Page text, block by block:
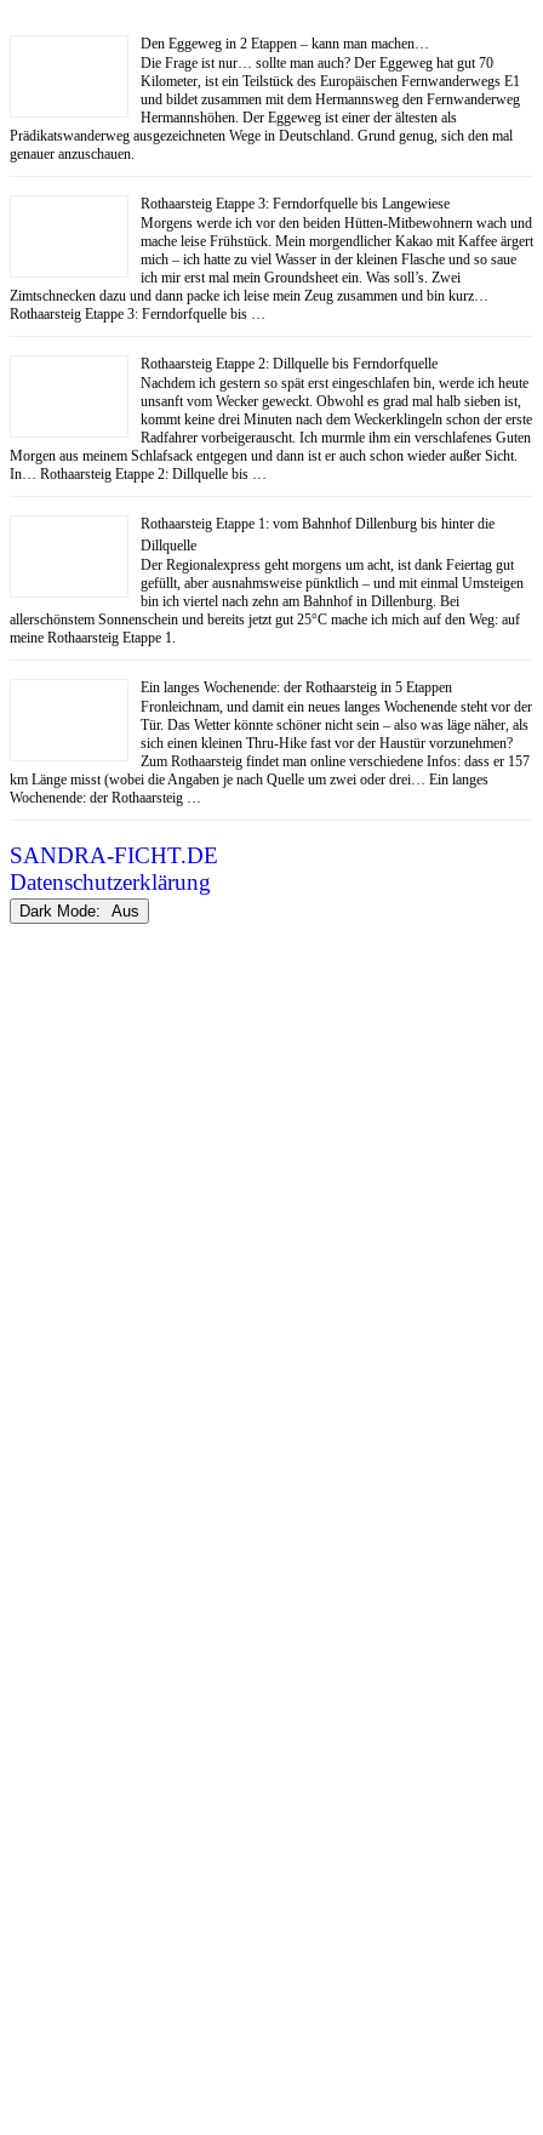
Den Eggeweg in 2 Etappen – kann man machen…
Die Frage ist nur… sollte man auch? Der Eggeweg hat gut 70
Kilometer, ist ein Teilstück des Europäischen Fernwanderwegs E1
und bildet zusammen mit dem Hermannsweg den Fernwanderweg
Hermannshöhen. Der Eggeweg ist einer der ältesten als
Prädikatswanderweg ausgezeichneten Wege in Deutschland. Grund genug, sich den mal
genauer anzuschauen.
Rothaarsteig Etappe 3: Ferndorfquelle bis Langewiese
Morgens werde ich vor den beiden Hütten-Mitbewohnern wach und
mache leise Frühstück. Mein morgendlicher Kakao mit Kaffee ärgert
mich – ich hatte zu viel Wasser in der kleinen Flasche und so saue
ich mir erst mal mein Groundsheet ein. Was soll’s. Zwei
Zimtschnecken dazu und dann packe ich leise mein Zeug zusammen und bin kurz…
Rothaarsteig Etappe 3: Ferndorfquelle bis …
Rothaarsteig Etappe 2: Dillquelle bis Ferndorfquelle
Nachdem ich gestern so spät erst eingeschlafen bin, werde ich heute
unsanft vom Wecker geweckt. Obwohl es grad mal halb sieben ist,
kommt keine drei Minuten nach dem Weckerklingeln schon der erste
Radfahrer vorbeigerauscht. Ich murmle ihm ein verschlafenes Guten
Morgen aus meinem Schlafsack entgegen und dann ist er auch schon wieder außer Sicht.
In… Rothaarsteig Etappe 2: Dillquelle bis …
Rothaarsteig Etappe 1: vom Bahnhof Dillenburg bis hinter die
Dillquelle
Der Regionalexpress geht morgens um acht, ist dank Feiertag gut
gefüllt, aber ausnahmsweise pünktlich – und mit einmal Umsteigen
bin ich viertel nach zehn am Bahnhof in Dillenburg. Bei
allerschönstem Sonnenschein und bereits jetzt gut 25°C mache ich mich auf den Weg: auf
meine Rothaarsteig Etappe 1.
Ein langes Wochenende: der Rothaarsteig in 5 Etappen
Fronleichnam, und damit ein neues langes Wochenende steht vor der
Tür. Das Wetter könnte schöner nicht sein – also was läge näher, als
sich einen kleinen Thru-Hike fast vor der Haustür vorzunehmen?
Zum Rothaarsteig findet man online verschiedene Infos: dass er 157
km Länge misst (wobei die Angaben je nach Quelle um zwei oder drei… Ein langes
Wochenende: der Rothaarsteig …
SANDRA-FICHT.DE
Datenschutzerklärung
Dark Mode: